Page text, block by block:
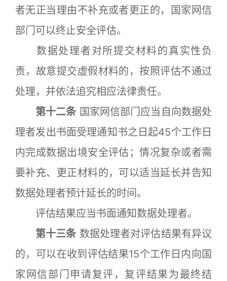
者无正当理由不补充或者更正的，国家网信
部门可以终止安全评估。
数据处理者对所提交材料的真实性负
责，故意提交虚假材料的，按照评估不通过
处理，并依法追究相应法律责任。
第十二条 国家网信部门应当自向数据处
理者发出书面受理通知书之日起45个工作日
内完成数据出境安全评估；情况复杂或者需
要补充、更正材料的，可以适当延长并告知
数据处理者预计延长的时间。
评估结果应当书面通知数据处理者。
第十三条 数据处理者对评估结果有异议
的，可以在收到评估结果15个工作日内向国
家网信部门申请复评，复评结果为最终结